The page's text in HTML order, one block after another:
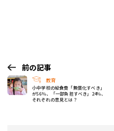
前の記事
教育
小中学校の給食費「無償化すべき」
が56％、「一部負担すべき」24％、
それぞれの意見とは？